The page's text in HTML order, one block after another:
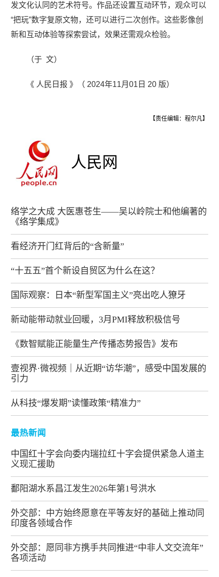
发文化认同的艺术符号。作品还设置互动环节，观众可以
“把玩”数字复原文物，还可以进行二次创作。这些影像创
新和互动体验等探索尝试，效果还需观众检验。
（于 文）
《 人民日报 》（ 2024年11月01日 20 版）
【责任编辑：程尔凡】
人民网
络学之大成 大医惠苍生——吴以岭院士和他编著的
《络学集成》
看经济开门红背后的“含新量”
“十五五”首个新设自贸区为什么在这？
国际观察：日本“新型军国主义”亮出吃人獠牙
新动能带动就业回暖，3月PMI释放积极信号
《数智赋能正能量生产传播态势报告》发布
壹视界·微视频｜从近期“访华潮”，感受中国发展的
引力
从科技“爆发期”读懂政策“精准力”
最热新闻
中国红十字会向委内瑞拉红十字会提供紧急人道主
义现汇援助
鄱阳湖水系昌江发生2026年第1号洪水
外交部：中方始终愿意在平等友好的基础上推动同
印度各领域合作
外交部：愿同非方携手共同推进“中非人文交流年”
各项活动